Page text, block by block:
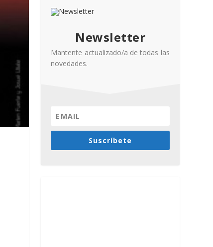
Newsletter
Mantente actualizado/a de todas las
novedades.
Suscríbete